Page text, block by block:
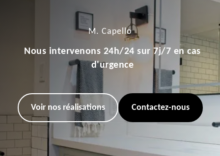
M. Capello
Nous intervenons 24h/24 sur 7j/7 en cas
d'urgence
Voir nos réalisations Contactez-nous